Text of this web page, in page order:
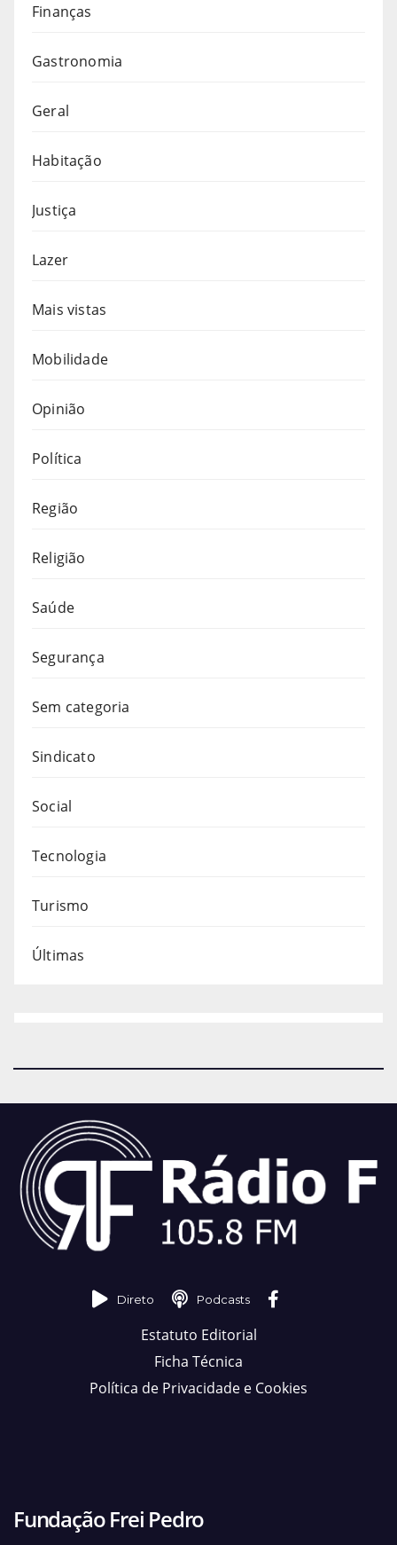
Finanças
Gastronomia
Geral
Habitação
Justiça
Lazer
Mais vistas
Mobilidade
Opinião
Política
Região
Religião
Saúde
Segurança
Sem categoria
Sindicato
Social
Tecnologia
Turismo
Últimas
Direto Podcasts
Estatuto Editorial
Ficha Técnica
Política de Privacidade e Cookies
Fundação Frei Pedro